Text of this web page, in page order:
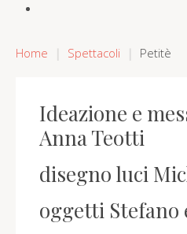
Home Spettacoli Petitè
Ideazione e
Anna Teotti
disegno luci
oggetti Stefano